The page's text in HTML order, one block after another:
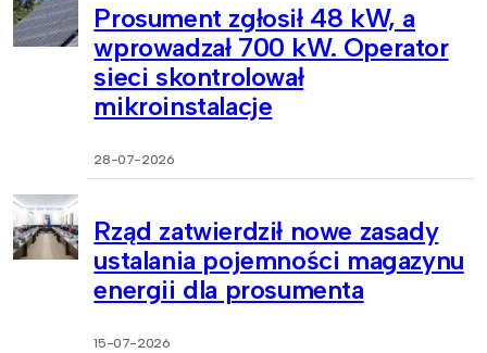
Prosument zgłosił 48 kW, a
wprowadzał 700 kW. Operator
sieci skontrolował
mikroinstalacje
28-07-2026
Rząd zatwierdził nowe zasady
ustalania pojemności magazynu
energii dla prosumenta
15-07-2026